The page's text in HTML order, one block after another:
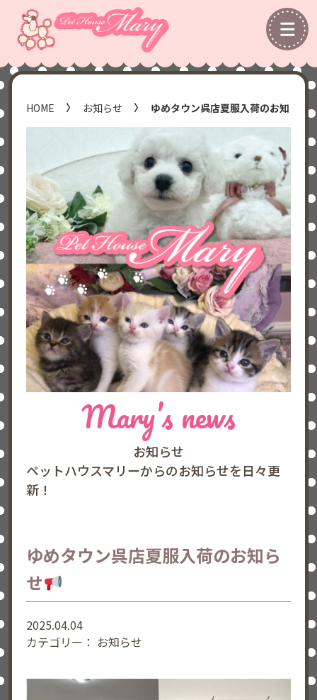
HOME お知らせ ゆめタウン呉店夏服入荷のお知らせ
Mary’s news
お知らせ
ペットハウスマリーからのお知らせを日々更
新！
ゆめタウン呉店夏服入荷のお知ら
せ
2025.04.04
カテゴリー： お知らせ